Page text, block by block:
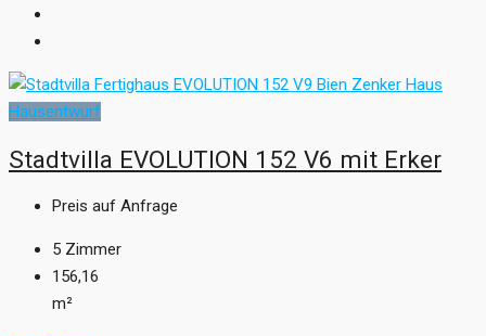
Hausentwurf
Stadtvilla EVOLUTION 152 V6 mit Erker
Preis auf Anfrage
5 Zimmer
156,16
m²